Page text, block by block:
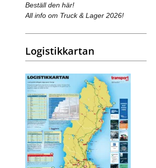
Beställ den här!
All info om Truck & Lager 2026!
Logistikkartan